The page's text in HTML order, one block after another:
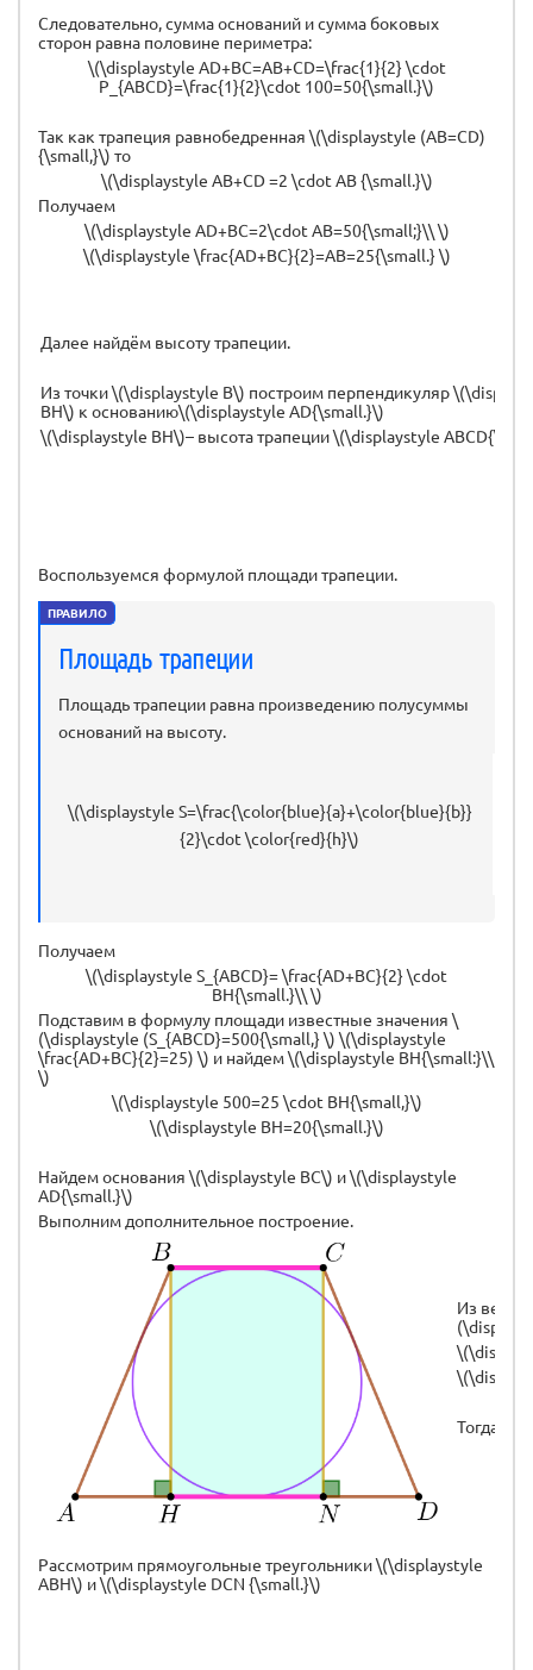
Следовательно, сумма оснований и сумма боковых
сторон равна половине периметра:
\(\displaystyle AD+BC=AB+CD=\frac{1}{2} \cdot
P_{ABCD}=\frac{1}{2}\cdot 100=50{\small.}\)
Так как трапеция равнобедренная \(\displaystyle (AB=CD)
{\small,}\) то
\(\displaystyle AB+CD =2 \cdot AB {\small.}\)
Получаем
\(\displaystyle AD+BC=2\cdot AB=50{\small;}\\ \)
\(\displaystyle \frac{AD+BC}{2}=AB=25{\small.} \)
Далее найдём высоту трапеции.
Из точки \(\displaystyle B\) построим перпендикуляр
BH\) к основанию\(\displaystyle AD{\small.}\)
\(\displaystyle BH\)– высота трапеции \(\displaystyle
Воспользуемся формулой площади трапеции.
ПРАВИЛО
Площадь трапеции
Площадь трапеции равна произведению полусуммы
оснований на высоту.
\(\displaystyle S=\frac{\color{blue}{a}+\color{blue}{b}}
{2}\cdot \color{red}{h}\)
Получаем
\(\displaystyle S_{ABCD}= \frac{AD+BC}{2} \cdot
BH{\small.}\\ \)
Подставим в формулу площади известные значения \
(\displaystyle (S_{ABCD}=500{\small,} \) \(\displaystyle
\frac{AD+BC}{2}=25) \) и найдем \(\displaystyle BH{\small:}\\
\)
\(\displaystyle 500=25 \cdot BH{\small,}\)
\(\displaystyle BH=20{\small.}\)
Найдем основания \(\displaystyle BC\) и \(\displaystyle
AD{\small.}\)
Выполним дополнительное построение.
Из
Тогда
Рассмотрим прямоугольные треугольники \(\displaystyle
ABH\) и \(\displaystyle DCN {\small.}\)